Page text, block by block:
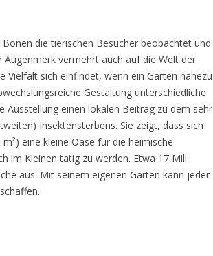
die tierischen Besucher beobachtet und
vermehrt auch auf die Welt der
Vielfalt sich einfindet, wenn ein Garten nahezu
Gestaltung unterschiedliche
einen lokalen Beitrag zu dem sehr
Insektensterbens. Sie zeigt, dass sich
eine kleine Oase für die heimische
im Kleinen tätig zu werden. Etwa 17 Mill.
aus. Mit seinem eigenen Garten kann jeder